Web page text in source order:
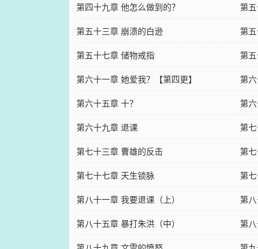
第四十九章 他怎么做到的？
第
第五十三章 崩溃的白逊
第
第五十七章 储物戒指
第
第六十一章 她爱我？【第四更】
第
第六十五章 十？
第
第六十九章 退课
第
第七十三章 曹雄的反击
第
第七十七章 天生锁脉
第
第八十一章 我要退课（上）
第
第八十五章 暴打朱洪（中）
第